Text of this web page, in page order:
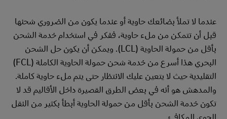
عندما لا تملأ بضائعك حاوية أو عندما يكون من الضروري شحنها
قبل أن تتمكن من ملء حاوية، ففكر في استخدام خدمة الشحن
بأقل من حمولة الحاوية (LCL). ويمكن أن يكون حل الشحن
البحري هذا أسرع من خدمة شحن حمولة الحاوية الكاملة (FCL)
التقليدية حيث لا يتعين عليك الانتظار حتى يتم ملء حاوية كاملة.
والمدهش هو أنه في بعض الطرق القصيرة داخل الأقاليم قد لا
تكون خدمة الشحن بأقل من حمولة الحاوية أبطأ بكثير من النقل